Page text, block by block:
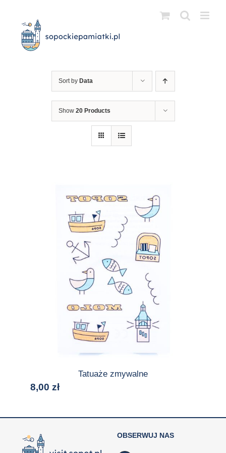
zawartości
Sort by Data
Show 20 Products
Tatuaże zmywalne
8,00 zł
OBSERWUJ NAS